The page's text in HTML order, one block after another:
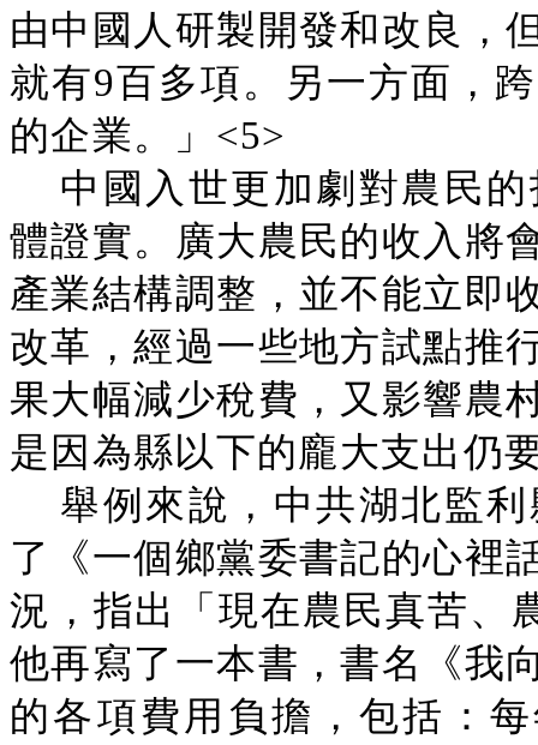
由中國人研製開發和改良，
就有9百多項。另一方面，
的企業。」<5>
中國入世更加劇對農民
體證實。廣大農民的收入將
產業結構調整，並不能立即
改革，經過一些地方試點推
果大幅減少稅費，又影響農
是因為縣以下的龐大支出仍
舉例來說，中共湖北監
了《一個鄉黨委書記的心裡
況，指出「現在農民真苦、
他再寫了一本書，書名《我
的各項費用負擔，包括：